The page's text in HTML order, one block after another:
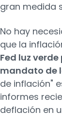
gran medida
No hay
que la
Fed luz
mandato de
de inflación"
informes
deflación en